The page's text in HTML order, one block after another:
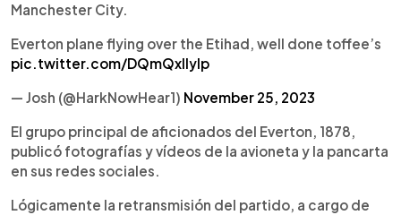
Manchester City.
Everton plane flying over the Etihad, well done toffee’s
pic.twitter.com/DQmQxIlylp
— Josh (@HarkNowHear1) November 25, 2023
El grupo principal de aficionados del Everton, 1878,
publicó fotografías y vídeos de la avioneta y la pancarta
en sus redes sociales.
Lógicamente la retransmisión del partido, a cargo de